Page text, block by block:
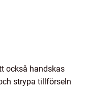
också handskas
strypa tillförseln